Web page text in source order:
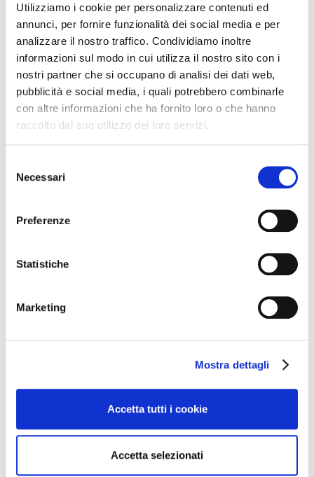
Utilizziamo i cookie per personalizzare contenuti ed
annunci, per fornire funzionalità dei social media e per
analizzare il nostro traffico. Condividiamo inoltre
informazioni sul modo in cui utilizza il nostro sito con i
nostri partner che si occupano di analisi dei dati web,
pubblicità e social media, i quali potrebbero combinarle
con altre informazioni che ha fornito loro o che hanno
raccolto dal suo utilizzo dei loro servizi.
delNecessari
Preferenze
Statistiche
Marketing
Mostra dettagli
Accetta tutti i cookie
Accetta selezionati
giornalista di settore Sergio Ferrari (iscrizione gratuita
viticoltori che hanno curato al meglio la loro vigna,
facendone una vera e propria protagonista delterroir
e dell’ambiente in cui è inserita rendendo così il
paesaggio sempre più attraente e ospitale, in grado di
attrarre gli amanti del turismo enogastronomico. Un
cadenza biennale, unico in Italia e in Europa che
intende valorizzare non il miglior vino, ma il lavoro, la
fatica e la passione di chi ne cura i vigneti,
assicurando non solo una vendemmia eccellente, ma
vinicola.